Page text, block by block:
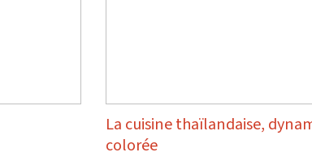
La cuisine thaïlandaise,
colorée